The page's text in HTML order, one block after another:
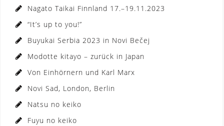
Nagato Taikai Finnland 17.–19.11.2023
“It’s up to you!”
Buyukai Serbia 2023 in Novi Bečej
Modotte kitayo – zurück in Japan
Von Einhörnern und Karl Marx
Novi Sad, London, Berlin
Natsu no keiko
Fuyu no keiko